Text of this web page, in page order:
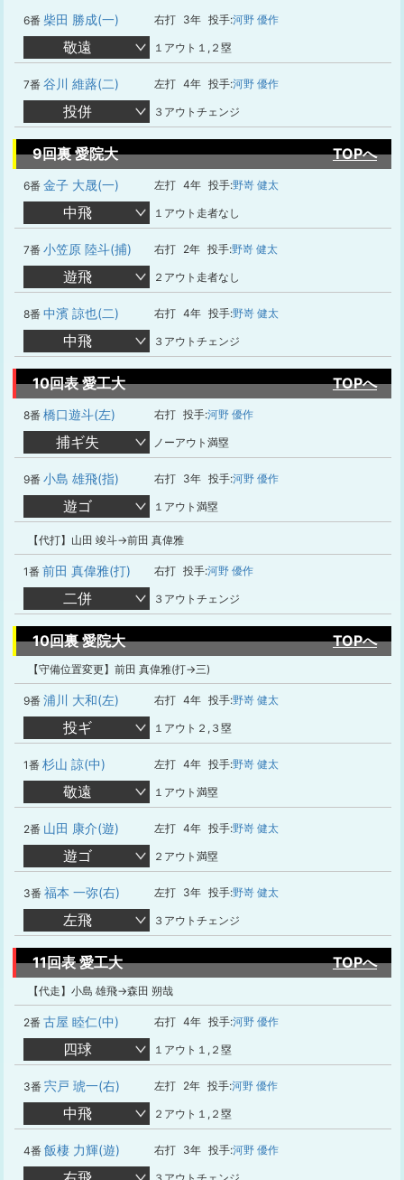
6番 柴田 勝成(一) 右打 3年 投手:河野 優作
敬遠 １アウト１,２塁
7番 谷川 維蕗(二) 左打 4年 投手:河野 優作
投併 ３アウトチェンジ
9回裏 愛院大 TOPへ
6番 金子 大晟(一) 左打 4年 投手:野嵜 健太
中飛 １アウト走者なし
7番 小笠原 陸斗(捕) 右打 2年 投手:野嵜 健太
遊飛 ２アウト走者なし
8番 中濱 諒也(二) 右打 4年 投手:野嵜 健太
中飛 ３アウトチェンジ
10回表 愛工大 TOPへ
8番 橋口遊斗(左) 右打 投手:河野 優作
捕ギ失 ノーアウト満塁
9番 小島 雄飛(指) 右打 3年 投手:河野 優作
遊ゴ １アウト満塁
【代打】山田 竣斗→前田 真偉雅
1番 前田 真偉雅(打) 右打 投手:河野 優作
二併 ３アウトチェンジ
10回裏 愛院大 TOPへ
【守備位置変更】前田 真偉雅(打→三)
9番 浦川 大和(左) 右打 4年 投手:野嵜 健太
投ギ １アウト２,３塁
1番 杉山 諒(中) 左打 4年 投手:野嵜 健太
敬遠 １アウト満塁
2番 山田 康介(遊) 左打 4年 投手:野嵜 健太
遊ゴ ２アウト満塁
3番 福本 一弥(右) 左打 3年 投手:野嵜 健太
左飛 ３アウトチェンジ
11回表 愛工大 TOPへ
【代走】小島 雄飛→森田 朔哉
2番 古屋 睦仁(中) 右打 4年 投手:河野 優作
四球 １アウト１,２塁
3番 宍戸 琥一(右) 左打 2年 投手:河野 優作
中飛 ２アウト１,２塁
4番 飯棲 力輝(遊) 右打 3年 投手:河野 優作